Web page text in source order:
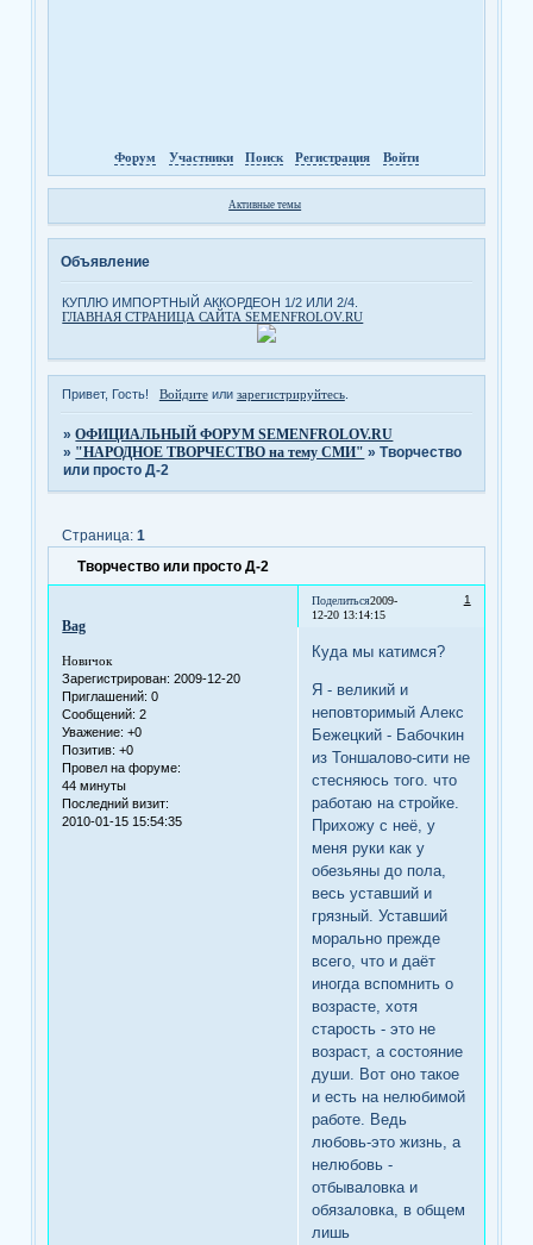
Форум Участники Поиск Регистрация Войти
Активные темы
Объявление
КУПЛЮ ИМПОРТНЫЙ АККОРДЕОН 1/2 ИЛИ 2/4.
ГЛАВНАЯ СТРАНИЦА САЙТА SEMENFROLOV.RU
Привет, Гость! Войдитеили зарегистрируйтесь.
»ОФИЦИАЛЬНЫЙ ФОРУМ SEMENFROLOV.RU
» "НАРОДНОЕ ТВОРЧЕСТВО на тему СМИ" »Творчество
или просто Д-2
Творчество или просто Д-2
Страница:1
Поделиться 1
2009-
12-20 13:14:15
Bag
Новичок
Зарегистрирован: 2009-12-20
Приглашений: 0
Сообщений: 2
Уважение: +0
Позитив: +0
Провел на форуме:
44 минуты
Последний визит:
2010-01-15 15:54:35
Куда мы катимся?
Я - великий и
неповторимый Алекс
Бежецкий - Бабочкин
из Тоншалово-сити не
стесняюсь того. что
работаю на стройке.
Прихожу с неё, у
меня руки как у
обезьяны до пола,
весь уставший и
грязный. Уставший
морально прежде
всего, что и даёт
иногда вспомнить о
возрасте, хотя
старость - это не
возраст, а состояние
души. Вот оно такое
и есть на нелюбимой
работе. Ведь
любовь-это жизнь, а
нелюбовь -
отбываловка и
обязаловка, в общем
лишь